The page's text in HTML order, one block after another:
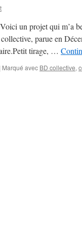
un projet qui m’a
parue en
tirage, …
Marqué avec BD collective,